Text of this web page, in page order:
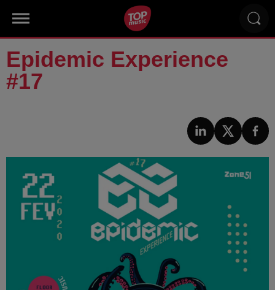
Epidemic Experience
#17